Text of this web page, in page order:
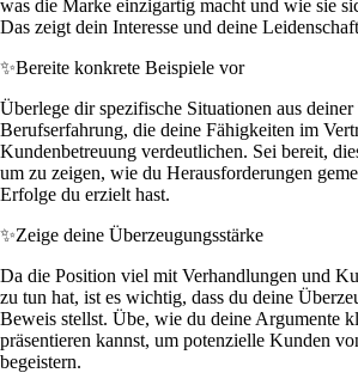
was die Marke einzigartig macht und wie sie
Das zeigt dein Interesse und deine
✨Bereite konkrete Beispiele vor
Überlege dir spezifische Situationen aus deiner
Berufserfahrung, die deine Fähigkeiten im
Kundenbetreuung verdeutlichen. Sei bereit,
um zu zeigen, wie du Herausforderungen
Erfolge du erzielt hast.
✨Zeige deine Überzeugungsstärke
Da die Position viel mit Verhandlungen und
zu tun hat, ist es wichtig, dass du deine
Beweis stellst. Übe, wie du deine Argumente
präsentieren kannst, um potenzielle Kunden
begeistern.